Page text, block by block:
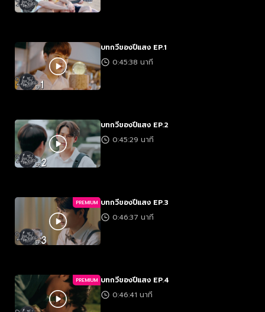
บทกวีของปีแสง EP.1
0:45:38 นาที
บทกวีของปีแสง EP.2
0:45:29 นาที
PREMIUM บทกวีของปีแสง EP.3
0:46:37 นาที
PREMIUM บทกวีของปีแสง EP.4
0:46:41 นาที